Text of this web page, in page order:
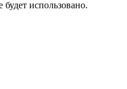
использовано.